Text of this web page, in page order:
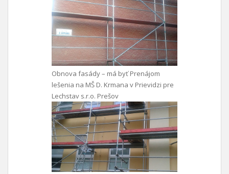
Obnova fasády – má byť Prenájom
lešenia na MŠ D. Krmana v Prievidzi pre
Lechstav s.r.o. Prešov